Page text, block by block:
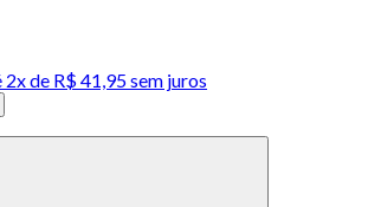
2x de R$ 41,95 sem juros